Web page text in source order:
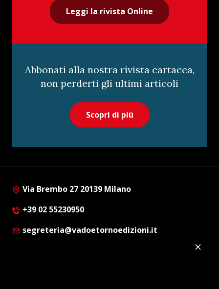
Leggi la rivista Online
Abbonati alla nostra rivista cartacea,
non perderti gli ultimi articoli
Scopri di più
Via Brembo 27 20139 Milano
+39 02 55230950
segreteria@vadoetornoedizioni.it